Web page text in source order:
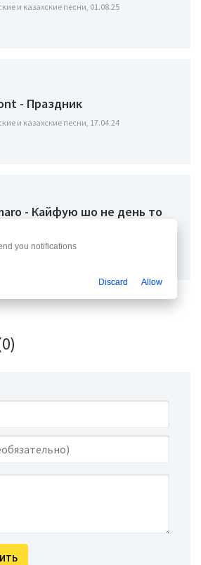
и казахские песни, 01.08.25
- Праздник
и казахские песни, 17.04.24
- Кайфую шо не день то
и казахские песни, 12.02.24
you notifications
Discard Allow